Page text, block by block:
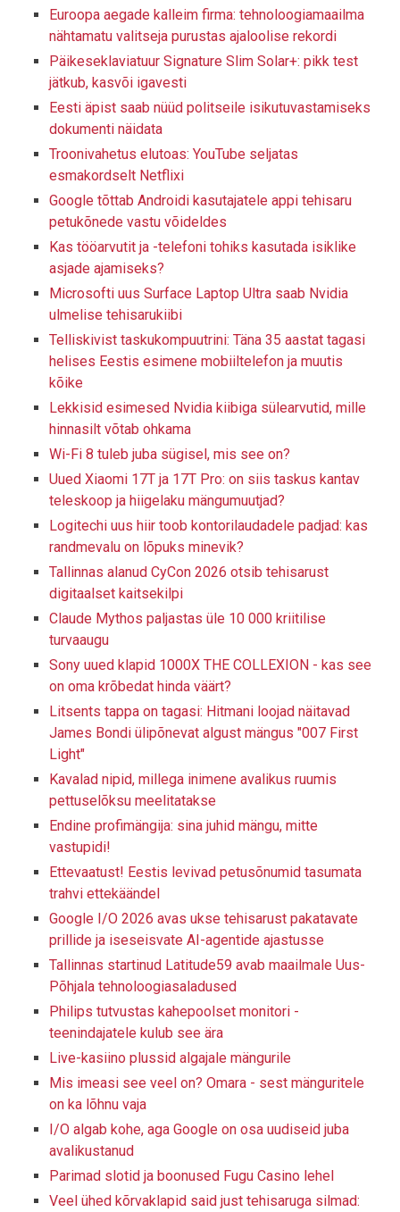
Euroopa aegade kalleim firma: tehnoloogiamaailma
nähtamatu valitseja purustas ajaloolise rekordi
Päikeseklaviatuur Signature Slim Solar+: pikk test
jätkub, kasvõi igavesti
Eesti äpist saab nüüd politseile isikutuvastamiseks
dokumenti näidata
Troonivahetus elutoas: YouTube seljatas
esmakordselt Netflixi
Google tõttab Androidi kasutajatele appi tehisaru
petukõnede vastu võideldes
Kas tööarvutit ja -telefoni tohiks kasutada isiklike
asjade ajamiseks?
Microsofti uus Surface Laptop Ultra saab Nvidia
ulmelise tehisarukiibi
Telliskivist taskukompuutrini: Täna 35 aastat tagasi
helises Eestis esimene mobiiltelefon ja muutis
kõike
Lekkisid esimesed Nvidia kiibiga sülearvutid, mille
hinnasilt võtab ohkama
Wi-Fi 8 tuleb juba sügisel, mis see on?
Uued Xiaomi 17T ja 17T Pro: on siis taskus kantav
teleskoop ja hiigelaku mängumuutjad?
Logitechi uus hiir toob kontorilaudadele padjad: kas
randmevalu on lõpuks minevik?
Tallinnas alanud CyCon 2026 otsib tehisarust
digitaalset kaitsekilpi
Claude Mythos paljastas üle 10 000 kriitilise
turvaaugu
Sony uued klapid 1000X THE COLLEXION - kas see
on oma krõbedat hinda väärt?
Litsents tappa on tagasi: Hitmani loojad näitavad
James Bondi ülipõnevat algust mängus "007 First
Light"
Kavalad nipid, millega inimene avalikus ruumis
pettuselõksu meelitatakse
Endine profimängija: sina juhid mängu, mitte
vastupidi!
Ettevaatust! Eestis levivad petusõnumid tasumata
trahvi ettekäändel
Google I/O 2026 avas ukse tehisarust pakatavate
prillide ja iseseisvate AI-agentide ajastusse
Tallinnas startinud Latitude59 avab maailmale Uus-
Põhjala tehnoloogiasaladused
Philips tutvustas kahepoolset monitori -
teenindajatele kulub see ära
Live-kasiino plussid algajale mängurile
Mis imeasi see veel on? Omara - sest mänguritele
on ka lõhnu vaja
I/O algab kohe, aga Google on osa uudiseid juba
avalikustanud
Parimad slotid ja boonused Fugu Casino lehel
Veel ühed kõrvaklapid said just tehisaruga silmad: